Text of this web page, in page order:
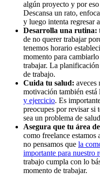
algún proyecto y por eso
Descansa un rato,
y luego intenta regresar
Desarrolla una rutina:
de no querer trabajar
tenemos horario
momento para
trabajar. La
de trabajo.
Cuida tu salud: aveces
motivación también está
y ejercicio. Es
preocupes por revisar si
sea un problema de
Asegura que tu área
como freelance estamos
no pensamos que la
importante para nuestro
trabajo cumpla con lo
momento de trabajar.